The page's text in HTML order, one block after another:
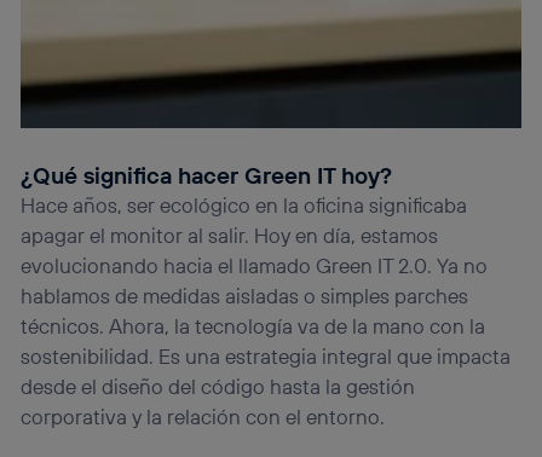
¿Qué significa hacer Green IT hoy?
Hace años, ser ecológico en la oficina significaba
apagar el monitor al salir. Hoy en día, estamos
evolucionando hacia el llamado Green IT 2.0. Ya no
hablamos de medidas aisladas o simples parches
técnicos. Ahora, la tecnología va de la mano con la
sostenibilidad. Es una estrategia integral que impacta
desde el diseño del código hasta la gestión
corporativa y la relación con el entorno.
La tecnología utiliza un identificador cifrado creado por tu
operadora de telefonía
información de la cuenta de cliente de
telecomunicaciones vinculada a la conexión que utilizas
(p. ej., número de teléfono móvil).
lo que cualquier persona que conecte su dispositivo y
consienta el uso de la tecnología recibirá el mismo
identificador. Típicamente:
Si utilizas unaconexión de banda ancha(p. ej., Wi-Fi),
el marketing o análisis se realizará en función de las
actividades de navegación de los miembros del hogar
que hayan dado su consentimiento.
Si utilizas datos móviles , el marketing será más
personalizado, ya que se basará únicamente en la
navegación del usuario del móvil.
Puedes gestionar los consentimientos Utiq seleccionando